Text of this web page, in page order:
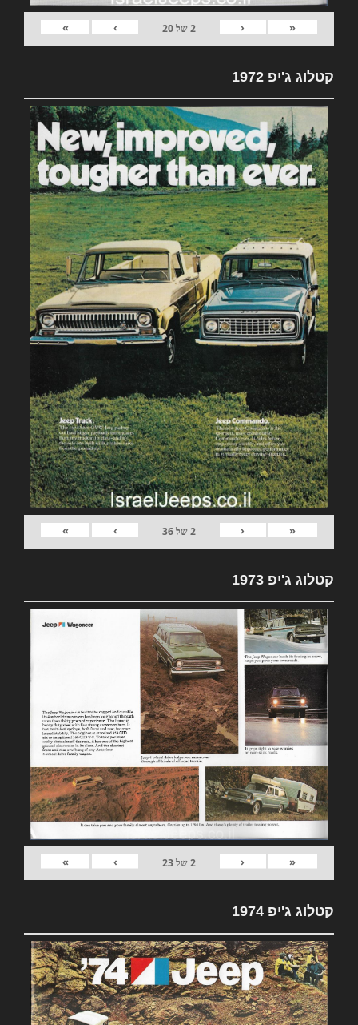
«
‹
2של20
›
»
קטלוג ג'יפ 1972
«
‹
2של36
›
»
קטלוג ג'יפ 1973
«
‹
2של23
›
»
קטלוג ג'יפ 1974